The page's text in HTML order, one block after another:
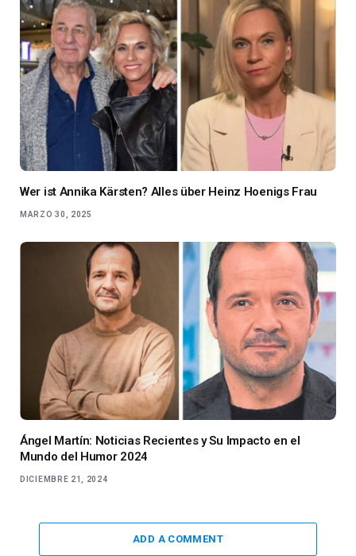
Wer ist Annika Kärsten? Alles über Heinz Hoenigs Frau
MARZO 30, 2025
Ángel Martín: Noticias Recientes y Su Impacto en el
Mundo del Humor 2024
DICIEMBRE 21, 2024
ADD A COMMENT